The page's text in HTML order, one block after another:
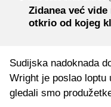
Zidanea već
otkrio od kojeg
Sudijska nadoknada
Wright je poslao loptu
gledali smo